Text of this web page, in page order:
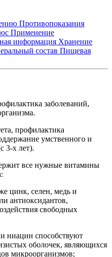
Противопоказания
Применение
информация Хранение
состав Пищевая
заболеваний,
профилактика
умственного и
3-х лет).
все нужные витамины
цинк, селен, медь и
антиоксидантов,
свободных
ниацин способствуют
оболочек, являющихся
микроорганизмов;